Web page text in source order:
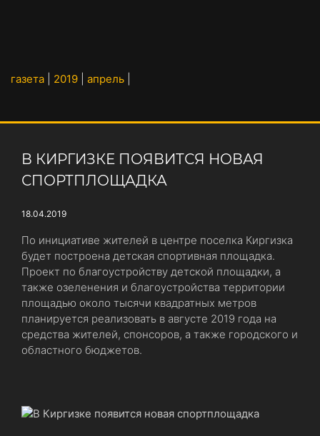
газета 2019 апрель
В КИРГИЗКЕ ПОЯВИТСЯ НОВАЯ
СПОРТПЛОЩАДКА
18.04.2019
По инициативе жителей в центре поселка Киргизка
будет построена детская спортивная площадка.
Проект по благоустройству детской площадки, а
также озеленения и благоустройства территории
площадью около тысячи квадратных метров
планируется реализовать в августе 2019 года на
средства жителей, спонсоров, а также городского и
областного бюджетов.